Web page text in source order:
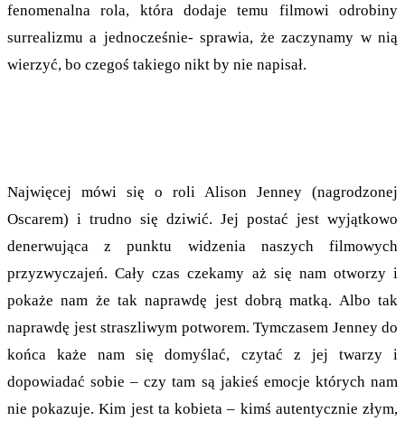
fenomenalna rola, która dodaje temu filmowi odrobiny
surrealizmu a jednocześnie- sprawia, że zaczynamy w nią
wierzyć, bo czegoś takiego nikt by nie napisał.
Najwięcej mówi się o roli Alison Jenney (nagrodzonej
Oscarem) i trudno się dziwić. Jej postać jest wyjątkowo
denerwująca z punktu widzenia naszych filmowych
przyzwyczajeń. Cały czas czekamy aż się nam otworzy i
pokaże nam że tak naprawdę jest dobrą matką. Albo tak
naprawdę jest straszliwym potworem. Tymczasem Jenney do
końca każe nam się domyślać, czytać z jej twarzy i
dopowiadać sobie – czy tam są jakieś emocje których nam
nie pokazuje. Kim jest ta kobieta – kimś autentycznie złym,